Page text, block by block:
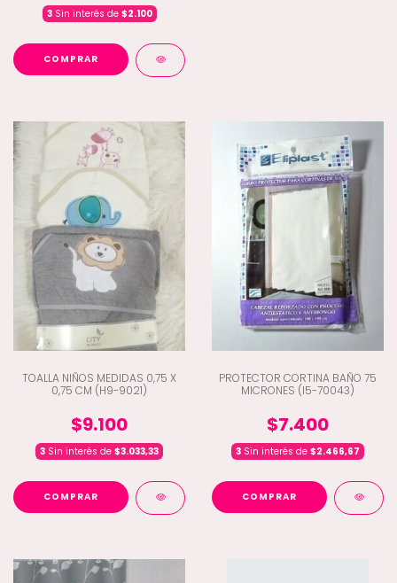
3Sin interés de $2.100
COMPRAR
TOALLA NIÑOS MEDIDAS 0,75 X
0,75 CM (H9-9021)
$9.100
3 Sin interés de $3.033,33
COMPRAR
PROTECTOR CORTINA BAÑO 75
MICRONES (I5-70043)
$7.400
3 Sin interés de $2.466,67
COMPRAR